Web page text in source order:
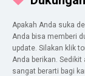
Apakah Anda suka
Anda bisa memberi
update. Silakan klik
Anda berikan. Sedikit
sangat berarti bagi